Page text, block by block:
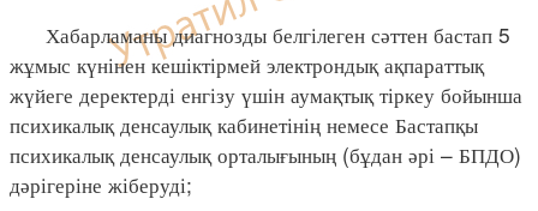
Хабарламаны диагнозды белгілеген сәттен бастап 5
жұмыс күнінен кешіктірмей электрондық ақпараттық
жүйеге деректерді енгізу үшін аумақтық тіркеу бойынша
психикалық денсаулық кабинетінің немесе Бастапқы
психикалық денсаулық орталығының (бұдан әрі – БПДО)
дәрігеріне жіберуді;